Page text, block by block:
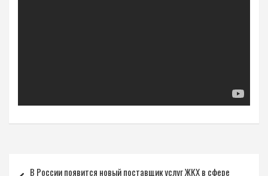
В России появится новый поставщик услуг ЖКХ в сфере